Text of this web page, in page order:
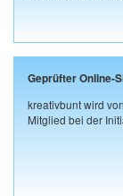
Geprüfter Online-
kreativbunt wird
Mitglied bei der